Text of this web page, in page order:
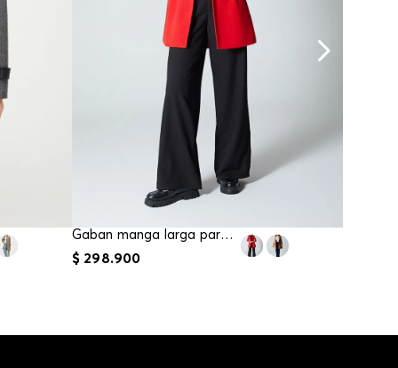
Gaban manga larga para mujer
$ 298.900